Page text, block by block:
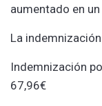
aumentado en
La
Indemnización
67,96€